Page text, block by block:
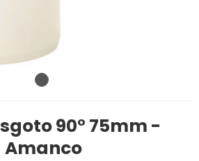
90° 75mm -
Amanco